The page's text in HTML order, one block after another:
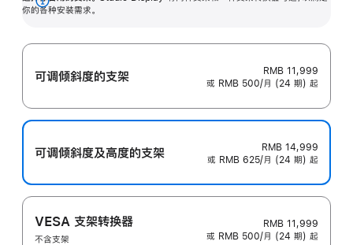
你的各种安装需求。
展
可调倾斜度的支架
RMB 11,999
或 RMB 500/月 (24 期) 起
可调倾斜度及高‍度的支‍架
RMB 14,999
或 RMB 625/月 (24 期) 起
VESA 支架转换器
不含支架
RMB 11,999
或 RMB 500/月 (24 期) 起